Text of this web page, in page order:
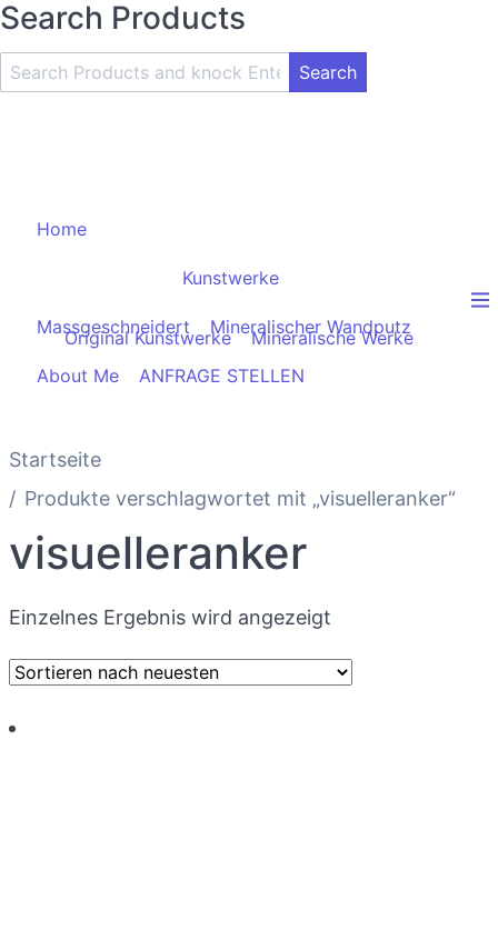
Search Products
Search
Product
Home
Kunstwerke
Original Kunstwerke Mineralische Werke
Massgeschneidert Mineralischer Wandputz
About Me ANFRAGE STELLEN
Startseite
Produkte verschlagwortet mit „visuelleranker“
visuelleranker
Einzelnes Ergebnis wird angezeigt